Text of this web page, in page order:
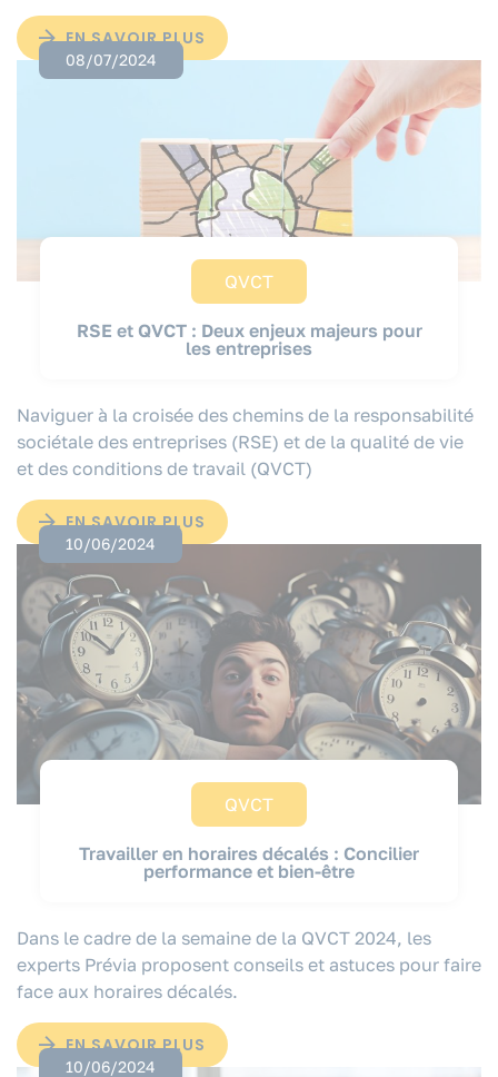
EN SAVOIR PLUS
08/07/2024
QVCT
RSE et QVCT : Deux enjeux majeurs pour
les entreprises
Naviguer à la croisée des chemins de la responsabilité
sociétale des entreprises (RSE) et de la qualité de vie
et des conditions de travail (QVCT)
EN SAVOIR PLUS
10/06/2024
QVCT
Travailler en horaires décalés : Concilier
performance et bien-être
Dans le cadre de la semaine de la QVCT 2024, les
experts Prévia proposent conseils et astuces pour faire
face aux horaires décalés.
EN SAVOIR PLUS
10/06/2024